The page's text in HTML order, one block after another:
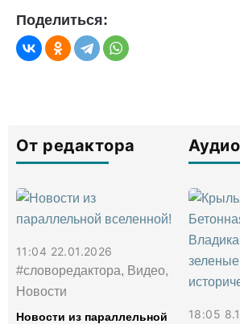
Поделиться:
От редактора
11:04 22.01.2026
#словоредактора, Видео,
Новости
Новости из параллельной
18:05